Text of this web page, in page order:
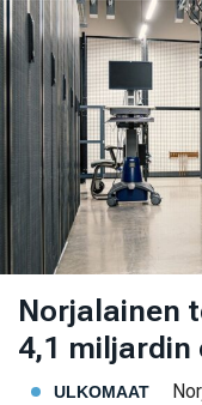
Norjalainen
4,1 miljardin
ULKOMAAT